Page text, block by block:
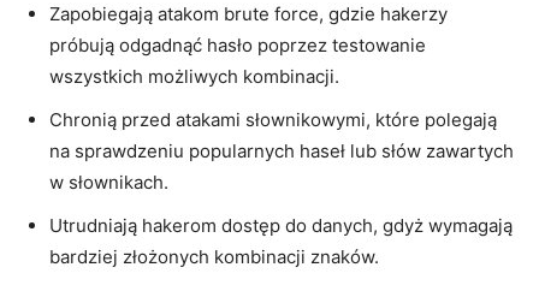
Zapobiegają ⁤atakom⁤ brute⁤ force, gdzie hakerzy
próbują odgadnąć hasło poprzez testowanie
‌wszystkich możliwych kombinacji.
Chronią przed atakami słownikowymi, które ‌polegają⁣
na sprawdzeniu popularnych haseł lub ​słów zawartych
w słownikach.
Utrudniają ⁣hakerom dostęp​ do danych, gdyż wymagają
bardziej złożonych ⁢kombinacji⁢ znaków.